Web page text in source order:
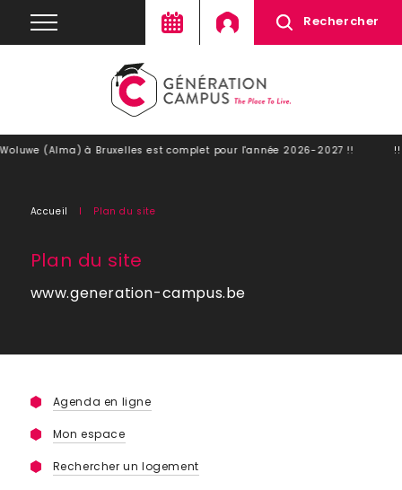
Rechercher
(Alma) à Bruxelles est complet pour l'année 2026-2027 !!
Accueil Plan du site
Plan du site
www.generation-campus.be
Agenda en ligne
Mon espace
Rechercher un logement